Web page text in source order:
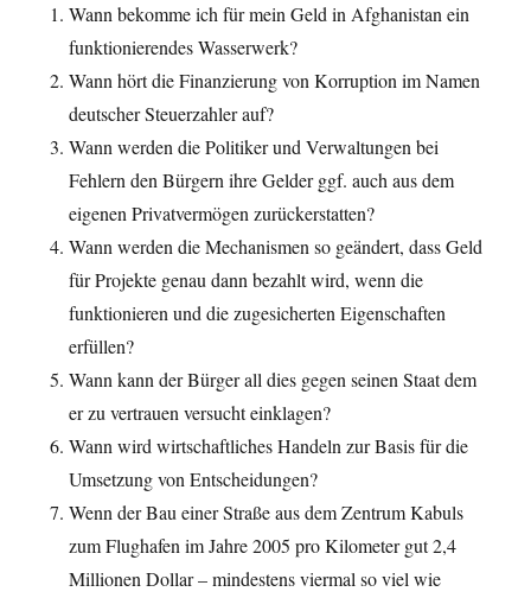
Wann bekomme ich für mein Geld in Afghanistan ein
funktionierendes Wasserwerk?
Wann hört die Finanzierung von Korruption im Namen
deutscher Steuerzahler auf?
Wann werden die Politiker und Verwaltungen bei
Fehlern den Bürgern ihre Gelder ggf. auch aus dem
eigenen Privatvermögen zurückerstatten?
Wann werden die Mechanismen so geändert, dass Geld
für Projekte genau dann bezahlt wird, wenn die
funktionieren und die zugesicherten Eigenschaften
erfüllen?
Wann kann der Bürger all dies gegen seinen Staat dem
er zu vertrauen versucht einklagen?
Wann wird wirtschaftliches Handeln zur Basis für die
Umsetzung von Entscheidungen?
Wenn der Bau einer Straße aus dem Zentrum Kabuls
zum Flughafen im Jahre 2005 pro Kilometer gut 2,4
Millionen Dollar – mindestens viermal so viel wie